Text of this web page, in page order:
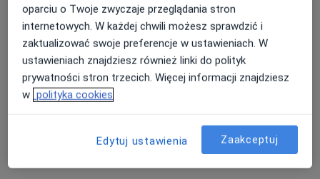
Centrum Medyczne Zdrowie
Karczówkowska 45,25-713Kielce
Powiększ mapę
Pokaż kalendarz
oparciu o Twoje zwyczaje przeglądania stron
internetowych. W każdej chwili możesz sprawdzić i
zaktualizować swoje preferencje w ustawieniach. W
ustawieniach znajdziesz również linki do polityk
prywatności stron trzecich. Więcej informacji znajdziesz
w polityka cookies
Edytuj ustawienia Zaakceptuj